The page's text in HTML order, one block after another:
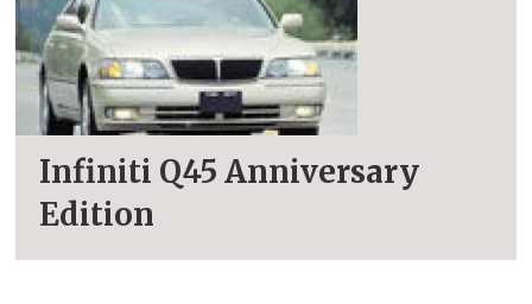
Infiniti Q45 Anniversary
Edition